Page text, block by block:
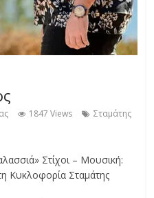
1847 Views
Σταμάτης
Στίχοι – Μουσική:
Κυκλοφορία Σταμάτης